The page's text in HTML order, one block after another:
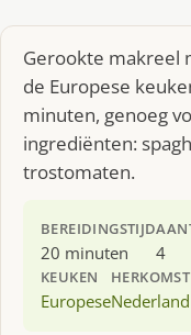
Gerookte makreel
de Europese
minuten, genoeg
ingrediënten:
trostomaten.
BEREIDINGSTIJD
20 minuten 4
KEUKEN
Europese
HERKOMST
Nederland